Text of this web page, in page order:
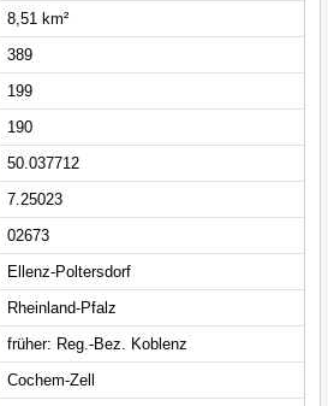
8,51 km²
389
199
190
50.037712
7.25023
02673
Ellenz-Poltersdorf
Rheinland-Pfalz
früher: Reg.-Bez. Koblenz
Cochem-Zell